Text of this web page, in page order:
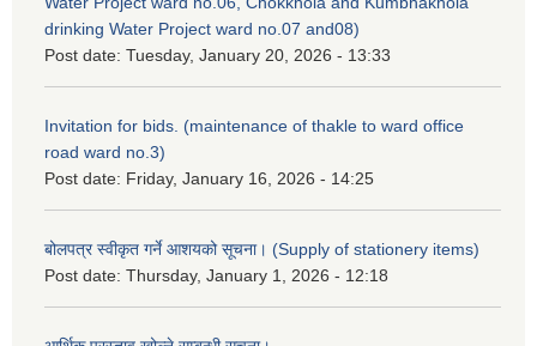
drinking Water Project ward no.07 and08)
Post date: Tuesday, January 20, 2026 - 13:33
Invitation for bids. (maintenance of thakle to ward office
road ward no.3)
Post date: Friday, January 16, 2026 - 14:25
बोलपत्र स्वीकृत गर्ने आशयको सूचना। (Supply of stationery items)
Post date: Thursday, January 1, 2026 - 12:18